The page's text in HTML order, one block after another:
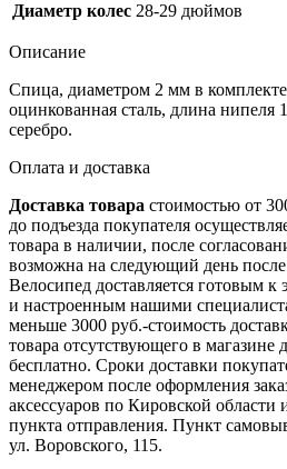
Диаметр колес 28-29 дюймов
Описание
Спица, диаметром 2 мм в
оцинкованная сталь, длина нипеля
серебро.
Оплата и доставка
Доставка товара стоимостью от
до подъезда покупателя
товара в наличии, после
возможна на следующий день после
Велосипед доставляется готовым
и настроенным нашими
меньше 3000 руб.-стоимость
товара отсутствующего в магазине
бесплатно. Сроки доставки
менеджером после оформления
аксессуаров по Кировской области
пункта отправления. Пункт
ул. Воровского, 115.